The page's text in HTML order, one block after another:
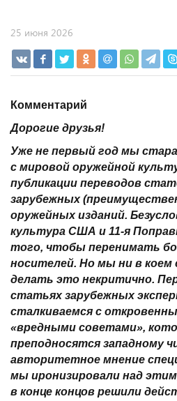
25 июня 2026
Комментарий
Дорогие друзья!
Уже не первый год мы
с мировой оружейной
публикации переводов
зарубежных
оружейных изданий.
культура США и 11-я
того, чтобы перенимать
носителей. Но мы ни в коем
делать это некритично.
статьях зарубежных
сталкиваемся с
«вредными советами»,
преподносятся западному
авторитетное мнение
мы иронизировали над
в конце концов решили